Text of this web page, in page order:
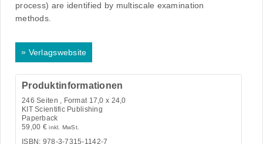
process) are identified by multiscale examination
methods.
» Verlagswebsite
Produktinformationen
246 Seiten , Format 17,0 x 24,0
KIT Scientific Publishing
Paperback
59,00 € inkl. MwSt.
ISBN: 978-3-7315-1142-7